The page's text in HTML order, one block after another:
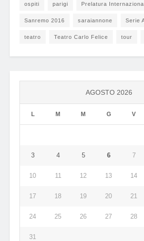
ospiti parigi Prelatura
Sanremo 2016 saraiannone Serie
teatro Teatro Carlo Felice tour
AGOSTO 2026
L M M G V
3 4 5 6 7
10 11 12 13 14
17 18 19 20 21
24 25 26 27 28
31